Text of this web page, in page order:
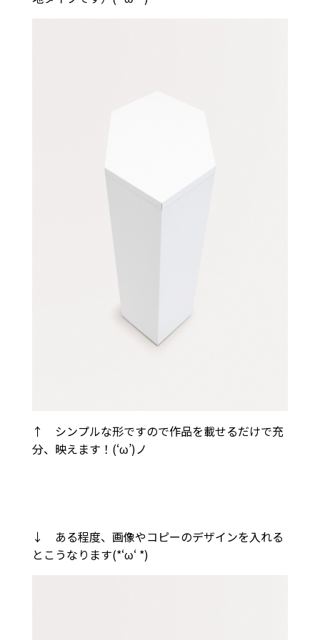
↑ シンプルな形ですので作品を載せるだけで充
分、映えます！(‘ω’)ノ
↓ ある程度、画像やコピーのデザインを入れる
とこうなります(*‘ω‘ *)